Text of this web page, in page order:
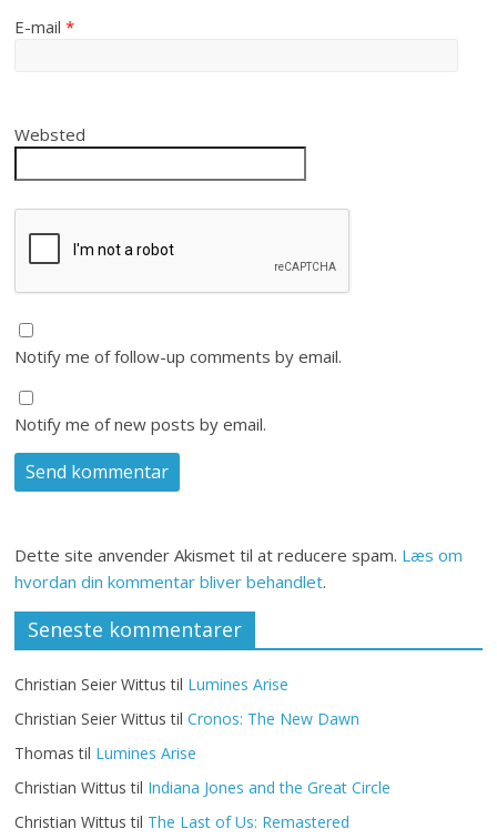
E-mail*
Websted
Notify me of follow-up comments by email.
Notify me of new posts by email.
Dette site anvender Akismet til at reducere spam. Læs om
hvordan din kommentar bliver behandlet.
Seneste kommentarer
Christian Seier Wittus til Lumines Arise
Christian Seier Wittus tilCronos: The New Dawn
Thomas til Lumines Arise
Christian Wittus til Indiana Jones and the Great Circle
Christian Wittus til The Last of Us: Remastered